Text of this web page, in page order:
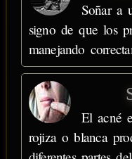
Soñar a
signo de que los
manejando
El acné
rojiza o blanca